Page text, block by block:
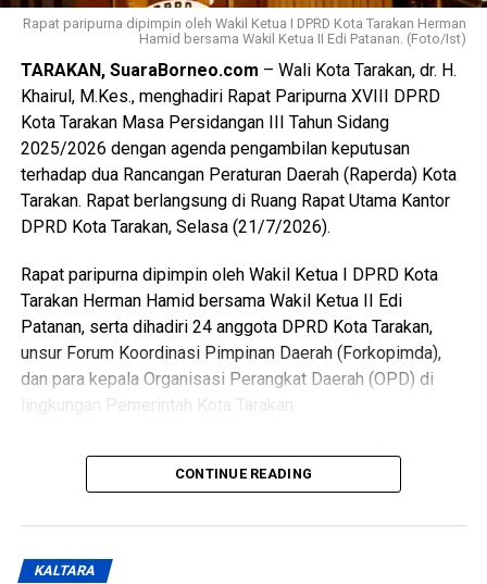
Rapat paripurna dipimpin oleh Wakil Ketua I DPRD Kota Tarakan Herman
Hamid bersama Wakil Ketua II Edi Patanan. (Foto/Ist)
TARAKAN, SuaraBorneo.com – Wali Kota Tarakan, dr. H.
Khairul, M.Kes., menghadiri Rapat Paripurna XVIII DPRD
Kota Tarakan Masa Persidangan III Tahun Sidang
2025/2026 dengan agenda pengambilan keputusan
terhadap dua Rancangan Peraturan Daerah (Raperda) Kota
Tarakan. Rapat berlangsung di Ruang Rapat Utama Kantor
DPRD Kota Tarakan, Selasa (21/7/2026).
Rapat paripurna dipimpin oleh Wakil Ketua I DPRD Kota
Tarakan Herman Hamid bersama Wakil Ketua II Edi
Patanan, serta dihadiri 24 anggota DPRD Kota Tarakan,
unsur Forum Koordinasi Pimpinan Daerah (Forkopimda),
dan para kepala Organisasi Perangkat Daerah (OPD) di
lingkungan Pemerintah Kota Tarakan.
Dalam kesempatan tersebut, Pemerintah Kota Tarakan
menyampaikan persetujuan terhadap Rancangan Peraturan
Peraturan Daerah. Raperda tersebut dinilai telah melalui
seluruh tahapan pembahasan bersama DPRD, mulai dari
CONTINUE READING
KALTARA